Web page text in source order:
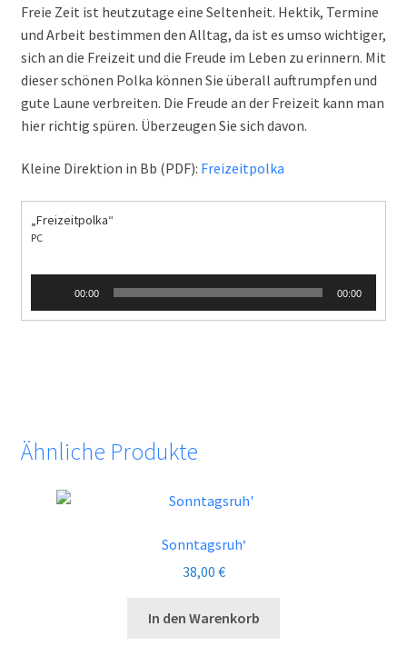
Freie Zeit ist heutzutage eine Seltenheit. Hektik, Termine
und Arbeit bestimmen den Alltag, da ist es umso wichtiger,
sich an die Freizeit und die Freude im Leben zu erinnern. Mit
dieser schönen Polka können Sie überall auftrumpfen und
gute Laune verbreiten. Die Freude an der Freizeit kann man
hier richtig spüren. Überzeugen Sie sich davon.
Kleine Direktion in Bb (PDF): Freizeitpolka
„Freizeitpolka“
PC
00:00 00:00
Ähnliche Produkte
Sonntagsruh‘
38,00 €
In den Warenkorb